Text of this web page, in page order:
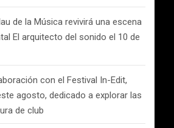
de la Música revivirá una escena
El arquitecto del sonido el 10 de
con el Festival In-Edit,
agosto, dedicado a explorar las
de club